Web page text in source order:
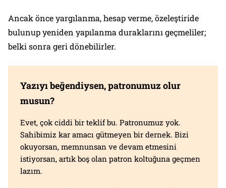
Ancak önce yargılanma, hesap verme, özeleştiride
bulunup yeniden yapılanma duraklarını geçmeliler;
belki sonra geri dönebilirler.
Yazıyı beğendiysen, patronumuz olur
musun?
Evet, çok ciddi bir teklif bu. Patronumuz yok.
Sahibimiz kar amacı gütmeyen bir dernek. Bizi
okuyorsan, memnunsan ve devam etmesini
istiyorsan, artık boş olan patron koltuğuna geçmen
lazım.